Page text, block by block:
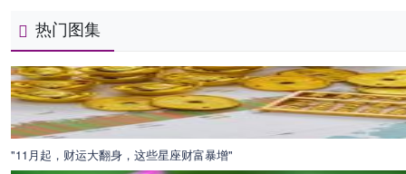
热门图集
"11月起，财运大翻身，这些星座财富暴增"